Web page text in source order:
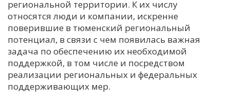
региональной территории. К их числу
относятся люди и компании, искренне
поверившие в тюменский региональный
потенциал, в связи с чем появилась важная
задача по обеспечению их необходимой
поддержкой, в том числе и посредством
реализации региональных и федеральных
поддерживающих мер.